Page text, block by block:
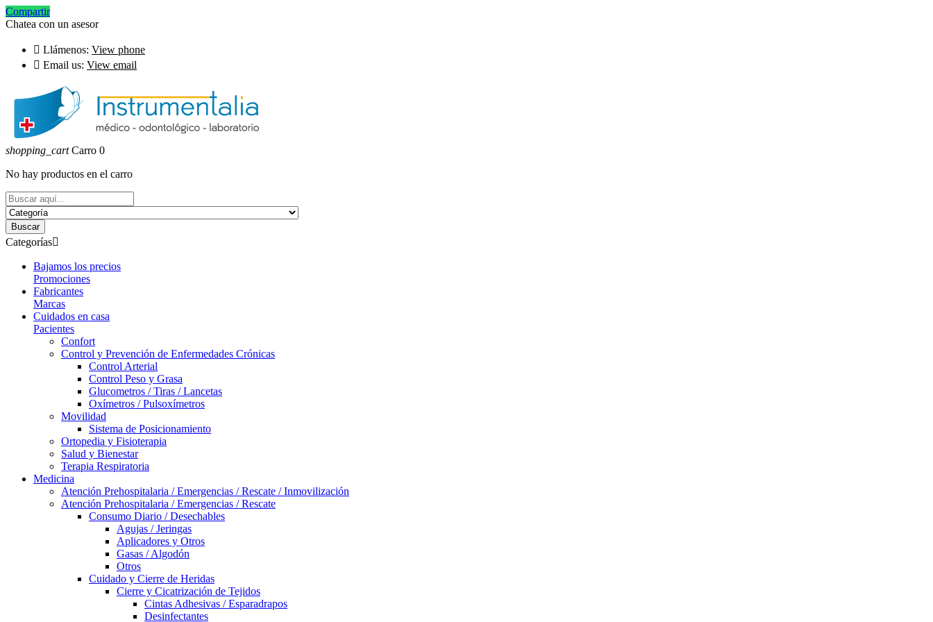
Compartir
Chatea con un asesor
 Llámenos: View phone
 Email us: View email
shopping_cart Carro 0
No hay productos en el carro
Buscar
Categorías
Bajamos los precios
Promociones
Fabricantes
Marcas
Cuidados en casa
Pacientes
Confort
Control y Prevención de Enfermedades Crónicas
Control Arterial
Control Peso y Grasa
Glucometros / Tiras / Lancetas
Oxímetros / Pulsoxímetros
Movilidad
Sistema de Posicionamiento
Ortopedia y Fisioterapia
Salud y Bienestar
Terapia Respiratoria
Medicina
Atención Prehospitalaria / Emergencias / Rescate / Inmovilización
Atención Prehospitalaria / Emergencias / Rescate
Consumo Diario / Desechables
Agujas / Jeringas
Aplicadores y Otros
Gasas / Algodón
Otros
Cuidado y Cierre de Heridas
Cierre y Cicatrización de Tejidos
Cintas Adhesivas / Esparadrapos
Desinfectantes